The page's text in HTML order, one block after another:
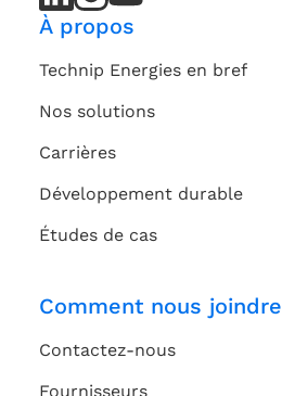
Channel
À propos
Technip Energies en bref
Nos solutions
Carrières
Développement durable
Études de cas
Comment nous joindre
Contactez-nous
Fournisseurs